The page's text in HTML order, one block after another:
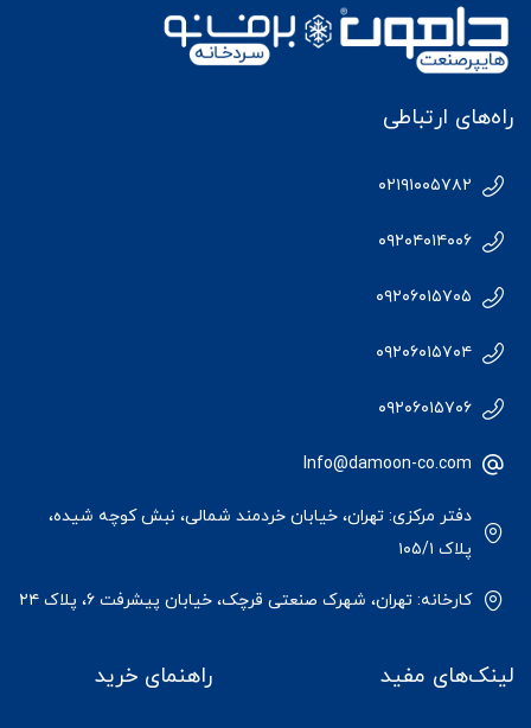
راه‌های ارتباطی
۰۲۱۹۱۰۰۵۷۸۲
۰۹۲۰۴۰۱۴۰۰۶
۰۹۲۰۶۰۱۵۷۰۵
۰۹۲۰۶۰۱۵۷۰۴
۰۹۲۰۶۰۱۵۷۰۶
Info@damoon-co.com
دفتر مرکزی: تهران، خیابان خردمند شمالی، نبش کوچه شیده،
پلاک ۱۰۵/۱
کارخانه: تهران، شهرک صنعتی قرچک، خیابان پیشرفت ۶، پلاک ۲۴
لینک‌های مفید راهنمای خرید